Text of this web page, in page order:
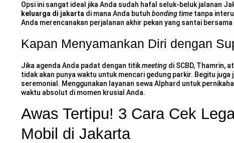
Opsi ini sangat ideal jika Anda sudah hafal seluk-beluk jalanan
keluarga di jakarta di mana Anda butuh bonding time tanpa
Anda merencanakan perjalanan akhir pekan yang santai
Kapan Menyamankan Diri dengan
Jika agenda Anda padat dengan titikmeeting di SCBD, Thamrin,
tidak akan punya waktu untuk mencari gedung parkir. Begitu
seremonial. Menggunakan layanan sewa Alphard untuk
waktu absolut di momen krusial Anda.
Awas Tertipu! 3 Cara Cek
Mobil di Jakarta